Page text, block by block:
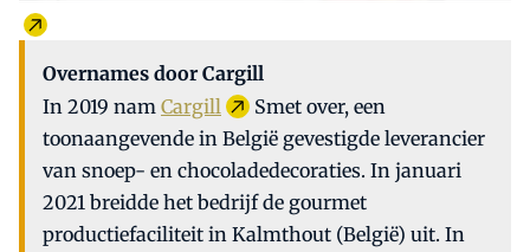
Overnames door Cargill
In 2019 nam Cargill
Smet over, een
toonaangevende in België gevestigde leverancier
van snoep- en chocoladedecoraties. In januari
2021 breidde het bedrijf de gourmet
productiefaciliteit in Kalmthout (België) uit. In